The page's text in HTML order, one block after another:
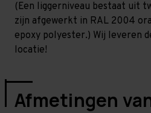
(Een liggerniveau bestaat uit
zijn afgewerkt in RAL 2004
epoxy polyester.) Wij leveren
locatie!
Afmetingen